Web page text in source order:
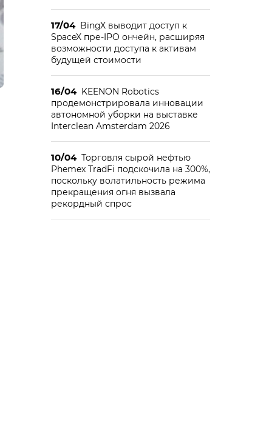
17/04 BingX выводит доступ к
SpaceX пре-IPO ончейн, расширяя
возможности доступа к активам
будущей стоимости
16/04 KEENON Robotics
продемонстрировала инновации
автономной уборки на выставке
Interclean Amsterdam 2026
10/04 Торговля сырой нефтью
Phemex TradFi подскочила на 300%,
поскольку волатильность режима
прекращения огня вызвала
рекордный спрос